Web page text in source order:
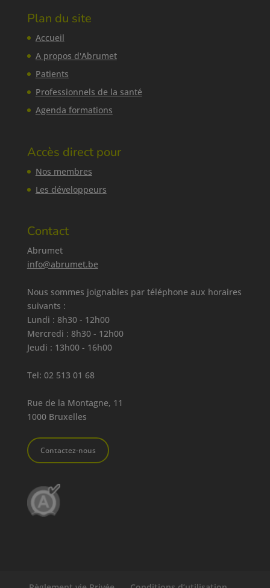
Plan du site
Accueil
A propos d'Abrumet
Patients
Professionnels de la santé
Agenda formations
Accès direct pour
Nos membres
Les développeurs
Contact
Abrumet
info@abrumet.be
Nous sommes joignables par téléphone aux horaires
suivants :
Lundi : 8h30 - 12h00
Mercredi : 8h30 - 12h00
Jeudi : 13h00 - 16h00
Tel: 02 513 01 68
Rue de la Montagne, 11
1000 Bruxelles
Contactez-nous